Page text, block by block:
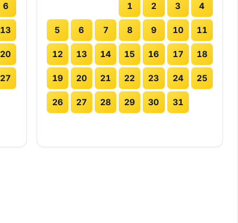
6
13
20
27
1 2 3 4
5 6 7 8 9 10 11
12 13 14 15 16 17 18
19 20 21 22 23 24 25
26 27 28 29 30 31